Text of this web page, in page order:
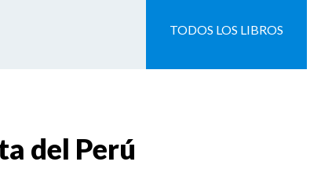
TODOS LOS LIBROS
del Perú